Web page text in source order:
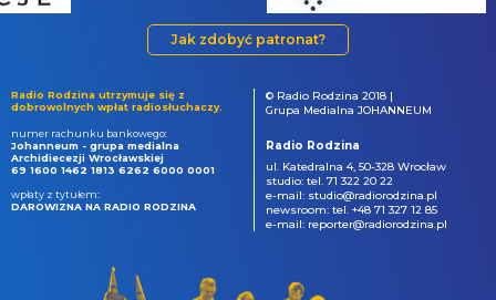
Jak zdobyć patronat?
Radio Rodzina utrzymuje się z
dobrowolnych wpłat radiosłuchaczy.
numer rachunku bankowego:
Johanneum - grupa medialna
Archidiecezji Wrocławskiej
69 1600 1462 1813 6262 6000 0001
wpłaty z tytułem:
DAROWIZNA NA RADIO RODZINA
© Radio Rodzina 2018 |
Grupa Medialna JOHANNEUM
Radio Rodzina
ul. Katedralna 4, 50-328 Wrocław
studio: tel. 71 322 20 22
e-mail: studio@radiorodzina.pl
newsroom: tel. +48 71 327 12 85
e-mail: reporter@radiorodzina.pl